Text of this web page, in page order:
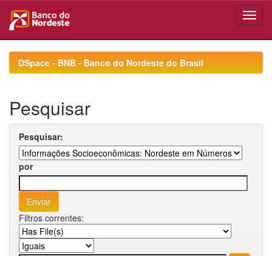
navigationDSpace - BNB - Banco do Nordeste do Brasil
Pesquisar
Pesquisar:
por
Filtros correntes: